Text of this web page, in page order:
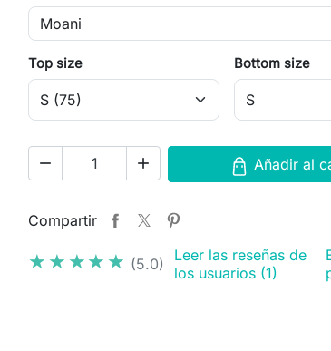
Top size Bottom size
remove add Añadir al
Compartir
★★★★★
★★★★★ (5.0)
Leer las reseñas de
los usuarios (1)